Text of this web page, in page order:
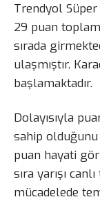
Trendyol
29 puan
sırada
ulaşmıştır.
başlamaktadır.
Dolayısıyla
sahip
puan hayati
sıra yarışı
mücadelede